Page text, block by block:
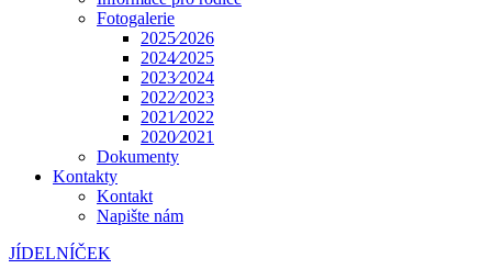
Fotogalerie
2025⁄2026
2024⁄2025
2023⁄2024
2022⁄2023
2021⁄2022
2020⁄2021
Dokumenty
Kontakty
Kontakt
Napište nám
JÍDELNÍČEK